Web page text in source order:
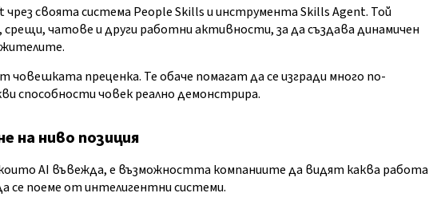
чрез своята система People Skills и инструмента Skills Agent. Той
срещи, чатове и други работни активности, за да създава динамичен
човешката преценка. Те обаче помагат да се изгради много по-
способности човек реално демонстрира.
на ниво позиция
AI въвежда, е възможността компаниите да видят каква работа
се поеме от интелигентни системи.